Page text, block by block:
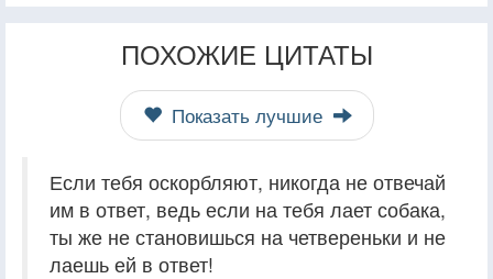
ПОХОЖИЕ ЦИТАТЫ
Показать лучшие
Если тебя оскорбляют, никогда не отвечай
им в ответ, ведь если на тебя лает собака,
ты же не становишься на четвереньки и не
лаешь ей в ответ!